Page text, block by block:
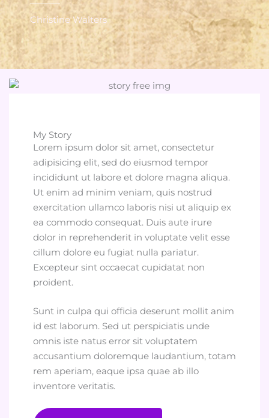
Christine Walters
My Story
Lorem ipsum dolor sit amet, consectetur
adipisicing elit, sed do eiusmod tempor
incididunt ut labore et dolore magna aliqua.
Ut enim ad minim veniam, quis nostrud
exercitation ullamco laboris nisi ut aliquip ex
ea commodo consequat. Duis aute irure
dolor in reprehenderit in voluptate velit esse
cillum dolore eu fugiat nulla pariatur.
Excepteur sint occaecat cupidatat non
proident.
Sunt in culpa qui officia deserunt mollit anim
id est laborum. Sed ut perspiciatis unde
omnis iste natus error sit voluptatem
accusantium doloremque laudantium, totam
rem aperiam, eaque ipsa quae ab illo
inventore veritatis.